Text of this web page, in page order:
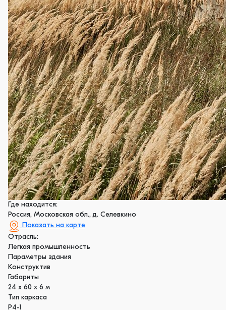
Где находится:
Россия, Московская обл., д. Селевкино
Показать на карте
Отрасль:
Легкая промышленность
Параметры здания
Конструктив
Габариты
24 х 60 х 6 м
Тип каркаса
Р4-1